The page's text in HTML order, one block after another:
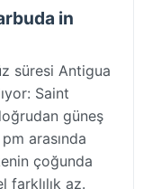
in
süresi Antigua
Saint
güneş
arasında
çoğunda
farklılık az.